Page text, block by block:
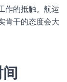
作的抵触。航运
肯干的态度会大